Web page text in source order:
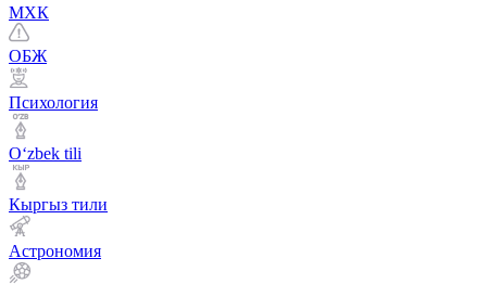
МХК
ОБЖ
Психология
Оʻzbek tili
Кыргыз тили
Астрономия